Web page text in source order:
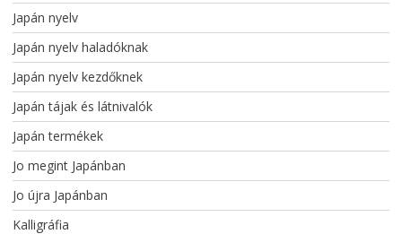
Japán nyelv
Japán nyelv haladóknak
Japán nyelv kezdőknek
Japán tájak és látnivalók
Japán termékek
Jo megint Japánban
Jo újra Japánban
Kalligráfia